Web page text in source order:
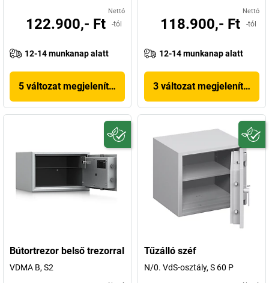
Nettó
122.900,- Ft -tól
12-14 munkanap alatt
5 változat megjelenítése
Nettó
118.900,- Ft -tól
12-14 munkanap alatt
3 változat megjelenítése
Bútortrezor belső trezorral
VDMA B, S2
Tűzálló széf
N/0. VdS-osztály, S 60 P